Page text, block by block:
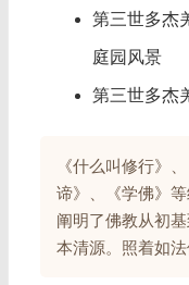
第三世多杰
庭园风景
第三世多杰
《什么叫修行》
谛》、《学佛》
阐明了佛教从初
本清源。照着如